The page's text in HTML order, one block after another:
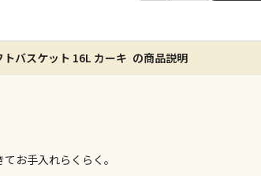
※ほか商品と
トバスケット 16L カーキ の商品説明
お手入れらくらく。